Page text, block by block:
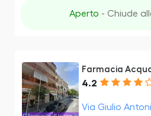
Aperto - Chiude
Farmacia
4.2
Via Giulio